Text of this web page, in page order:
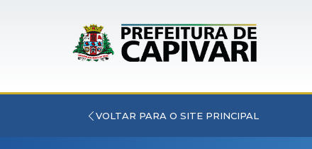
VOLTAR PARA O SITE PRINCIPAL